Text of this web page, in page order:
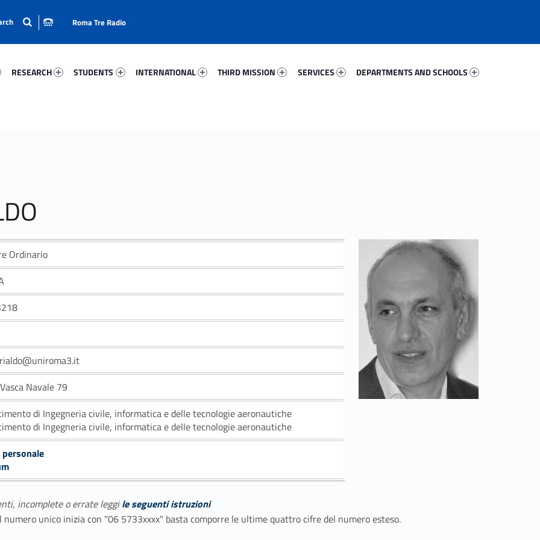
RESEARCH
STUDENTS
INTERNATIONAL
THIRD MISSION
SERVICES
DEPARTMENTS AND SCHOOLS
Roma Tre Radio
Ordinario
Navale 79
di Ingegneria civile, informatica e delle tecnologie aeronautiche
di Ingegneria civile, informatica e delle tecnologie aeronautiche
incomplete o errate leggile seguenti istruzioni
unico inizia con "06 5733xxxx" basta comporre le ultime quattro cifre del numero esteso.